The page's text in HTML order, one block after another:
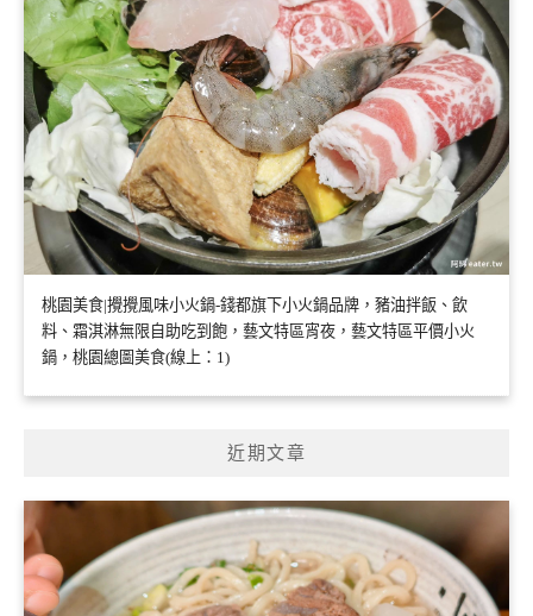
桃園美食|攪攪風味小火鍋-錢都旗下小火鍋品牌，豬油拌飯、飲
料、霜淇淋無限自助吃到飽，藝文特區宵夜，藝文特區平價小火
鍋，桃園總圖美食(線上：1)
近期文章